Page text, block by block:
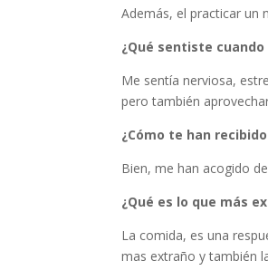
Además, el practicar un
¿Qué sentiste
Me sentía nerviosa,
pero también
¿Cómo te han
Bien, me han acogido
¿Qué es lo que más
La comida, es una
mas extraño y también